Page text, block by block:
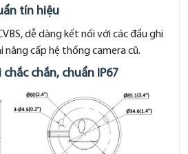
tín hiệu
dễ dàng kết nối với các đầu ghi
nâng cấp hệ thống camera cũ.
chắn, chuẩn IP67